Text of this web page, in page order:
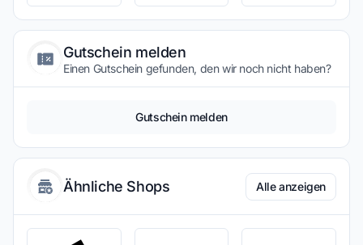
Gutschein melden
Einen Gutschein gefunden, den wir noch nicht haben?
Gutschein melden
Ähnliche Shops Alle anzeigen